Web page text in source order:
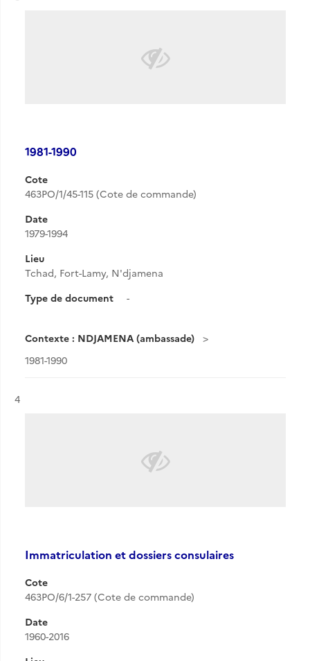
1981-1990
Cote
463PO/1/45-115 (Cote de commande)
Date
1979-1994
Lieu
Tchad, Fort-Lamy, N'djamena
Type de document
-
Contexte : NDJAMENA (ambassade)
1981-1990
Résultat n°
4
Immatriculation et dossiers consulaires
Cote
463PO/6/1-257 (Cote de commande)
Date
1960-2016